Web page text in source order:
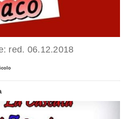
red. 06.12.2018